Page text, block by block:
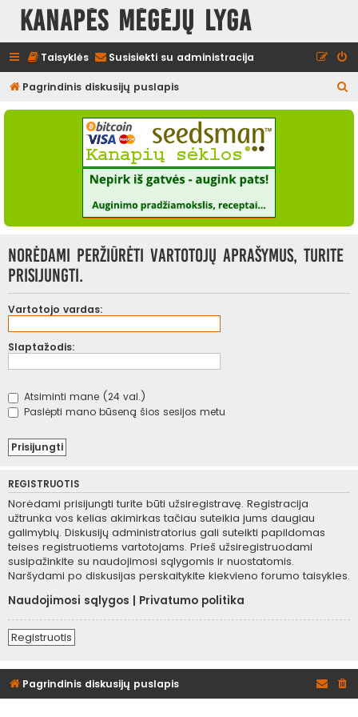
Kanapės mėgėjų lyga
Taisyklės Susisiekti su administracija
Pagrindinis diskusijų puslapis
e
Norėdami peržiūrėti vartotojų aprašymus, turite
prisijungti.
Vartotojo vardas:
Slaptažodis:
Atsiminti mane (24 val.)
Paslėpti mano būseną šios sesijos metu
REGISTRUOTIS
Norėdami prisijungti turite būti užsiregistravę. Registracija
užtrunka vos kelias akimirkas tačiau suteikia jums daugiau
galimybių. Diskusijų administratorius gali suteikti papildomas
teises registruotiems vartotojams. Prieš užsiregistruodami
susipažinkite su naudojimosi sąlygomis ir nuostatomis.
Naršydami po diskusijas perskaitykite kiekvieno forumo taisykles.
Naudojimosi sąlygos
Privatumo politika
Registruotis
Pagrindinis diskusijų puslapis